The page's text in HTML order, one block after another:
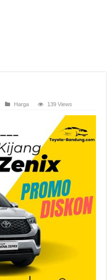
Harga 139 Views